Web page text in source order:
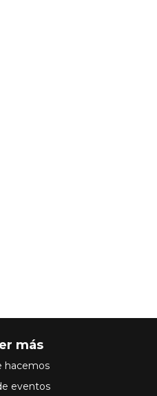
más
hacemos
eventos